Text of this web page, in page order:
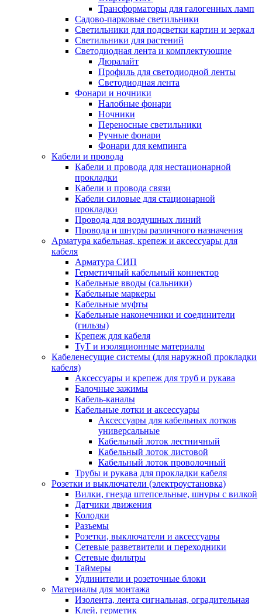
Трансформаторы для галогенных ламп
Садово-парковые светильники
Светильники для подсветки картин и зеркал
Светильники для растений
Светодиодная лента и комплектующие
Дюралайт
Профиль для светодиодной ленты
Светодиодная лента
Фонари и ночники
Налобные фонари
Ночники
Переносные светильники
Ручные фонари
Фонари для кемпинга
Кабели и провода
Кабели и провода для нестационарной
прокладки
Кабели и провода связи
Кабели силовые для стационарной
прокладки
Провода для воздушных линий
Провода и шнуры различного назначения
Арматура кабельная, крепеж и аксессуары для
кабеля
Арматура СИП
Герметичный кабельный коннектор
Кабельные вводы (сальники)
Кабельные маркеры
Кабельные муфты
Кабельные наконечники и соединители
(гильзы)
Крепеж для кабеля
ТуТ и изоляционные материалы
Кабеленесущие системы (для наружной прокладки
кабеля)
Аксессуары и крепеж для труб и рукава
Балочные зажимы
Кабель-каналы
Кабельные лотки и аксессуары
Аксессуары для кабельных лотков
универсальные
Кабельный лоток лестничный
Кабельный лоток листовой
Кабельный лоток проволочный
Трубы и рукава для прокладки кабеля
Розетки и выключатели (электроустановка)
Вилки, гнезда штепсельные, шнуры с вилкой
Датчики движения
Колодки
Разъемы
Розетки, выключатели и аксессуары
Сетевые разветвители и переходники
Сетевые фильтры
Таймеры
Удлинители и розеточные блоки
Материалы для монтажа
Изолента, лента сигнальная, оградительная
Клей, герметик